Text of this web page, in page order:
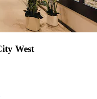
West